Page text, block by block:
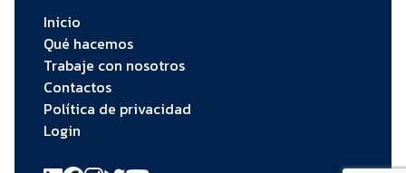
Inicio
Qué hacemos
Trabaje con nosotros
Contactos
Política de privacidad
Login